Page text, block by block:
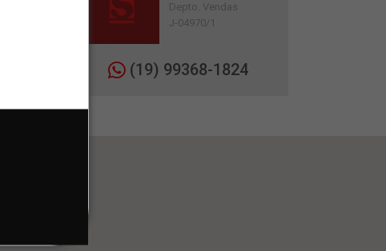
Depto. Vendas
J-04970/1
(19) 99368-1824